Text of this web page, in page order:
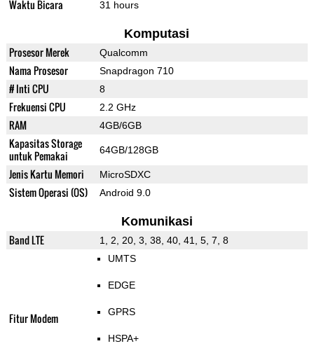
Waktu Bicara 31 hours
Komputasi
Prosesor Merek Qualcomm
Nama Prosesor Snapdragon 710
# Inti CPU 8
Frekuensi CPU 2.2 GHz
RAM 4GB/6GB
Kapasitas Storage
untuk Pemakai
64GB/128GB
Jenis Kartu Memori MicroSDXC
Sistem Operasi (OS) Android 9.0
Komunikasi
Band LTE 1, 2, 20, 3, 38, 40, 41, 5, 7, 8
Fitur Modem
UMTS
EDGE
GPRS
HSPA+